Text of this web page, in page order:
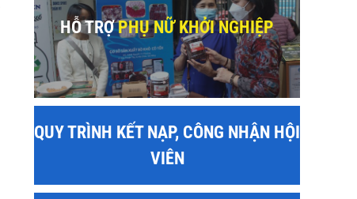
HỖ TRỢPHỤ NỮ KHỞI NGHIỆP
QUY TRÌNH KẾT NẠP, CÔNG NHẬN HỘI
VIÊN